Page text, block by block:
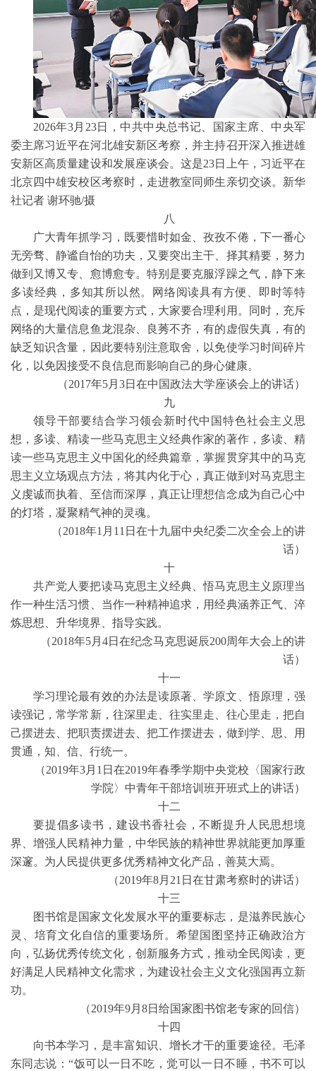
2026年3月23日，中共中央总书记、国家主席、中央军
委主席习近平在河北雄安新区考察，并主持召开深入推进雄
安新区高质量建设和发展座谈会。这是23日上午，习近平在
北京四中雄安校区考察时，走进教室同师生亲切交谈。新华
社记者 谢环驰/摄
八
广大青年抓学习，既要惜时如金、孜孜不倦，下一番心
无旁骛、静谧自怡的功夫，又要突出主干、择其精要，努力
做到又博又专、愈博愈专。特别是要克服浮躁之气，静下来
多读经典，多知其所以然。网络阅读具有方便、即时等特
点，是现代阅读的重要方式，大家要合理利用。同时，充斥
网络的大量信息鱼龙混杂、良莠不齐，有的虚假失真，有的
缺乏知识含量，因此要特别注意取舍，以免使学习时间碎片
化，以免因接受不良信息而影响自己的身心健康。
（2017年5月3日在中国政法大学座谈会上的讲话）
九
领导干部要结合学习领会新时代中国特色社会主义思
想，多读、精读一些马克思主义经典作家的著作，多读、精
读一些马克思主义中国化的经典篇章，掌握贯穿其中的马克
思主义立场观点方法，将其内化于心，真正做到对马克思主
义虔诚而执着、至信而深厚，真正让理想信念成为自己心中
的灯塔，凝聚精气神的灵魂。
（2018年1月11日在十九届中央纪委二次全会上的讲
话）
十
共产党人要把读马克思主义经典、悟马克思主义原理当
作一种生活习惯、当作一种精神追求，用经典涵养正气、淬
炼思想、升华境界、指导实践。
（2018年5月4日在纪念马克思诞辰200周年大会上的讲
话）
十一
学习理论最有效的办法是读原著、学原文、悟原理，强
读强记，常学常新，往深里走、往实里走、往心里走，把自
己摆进去、把职责摆进去、把工作摆进去，做到学、思、用
贯通，知、信、行统一。
（2019年3月1日在2019年春季学期中央党校〈国家行政
学院〉中青年干部培训班开班式上的讲话）
十二
要提倡多读书，建设书香社会，不断提升人民思想境
界、增强人民精神力量，中华民族的精神世界就能更加厚重
深邃。为人民提供更多优秀精神文化产品，善莫大焉。
（2019年8月21日在甘肃考察时的讲话）
十三
图书馆是国家文化发展水平的重要标志，是滋养民族心
灵、培育文化自信的重要场所。希望国图坚持正确政治方
向，弘扬优秀传统文化，创新服务方式，推动全民阅读，更
好满足人民精神文化需求，为建设社会主义文化强国再立新
功。
（2019年9月8日给国家图书馆老专家的回信）
十四
向书本学习，是丰富知识、增长才干的重要途径。毛泽
东同志说：“饭可以一日不吃，觉可以一日不睡，书不可以